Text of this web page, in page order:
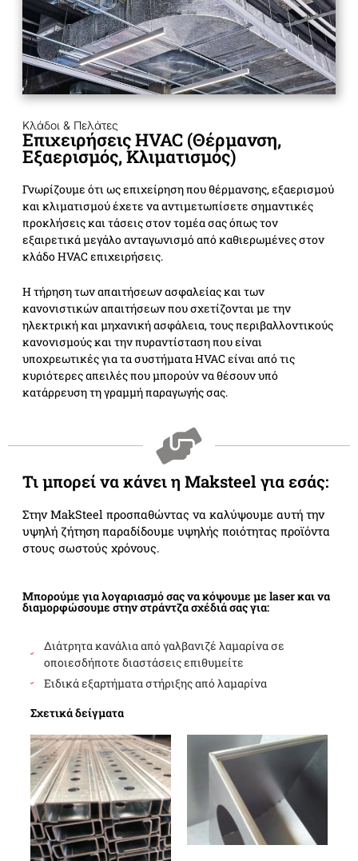
Κλάδοι & Πελάτες
Επιχειρήσεις HVAC (Θέρμανση,
Εξαερισμός, Κλιματισμός)
Γνωρίζουμε ότι ως επιχείρηση που θέρμανσης, εξαερισμού
και κλιματισμού έχετε να αντιμετωπίσετε σημαντικές
προκλήσεις και τάσεις στον τομέα σας όπως τον
εξαιρετικά μεγάλο ανταγωνισμό από καθιερωμένες στον
κλάδο HVAC επιχειρήσεις.
Η τήρηση των απαιτήσεων ασφαλείας και των
κανονιστικών απαιτήσεων που σχετίζονται με την
ηλεκτρική και μηχανική ασφάλεια, τους περιβαλλοντικούς
κανονισμούς και την πυραντίσταση που είναι
υποχρεωτικές για τα συστήματα HVAC είναι από τις
κυριότερες απειλές που μπορούν να θέσουν υπό
κατάρρευση τη γραμμή παραγωγής σας.
Τι μπορεί να κάνει η Maksteel για εσάς:
Στην MakSteel προσπαθώντας να καλύψουμε αυτή την
υψηλή ζήτηση παραδίδουμε υψηλής ποιότητας προϊόντα
στους σωστούς χρόνους.
Μπορούμε για λογαριασμό σας να κόψουμε με laser και να
διαμορφώσουμε στην στράντζα σχέδιά σας για:
Διάτρητα κανάλια από γαλβανιζέ λαμαρίνα σε
οποιεσδήποτε διαστάσεις επιθυμείτε
Ειδικά εξαρτήματα στήριξης από λαμαρίνα
Σχετικά δείγματα